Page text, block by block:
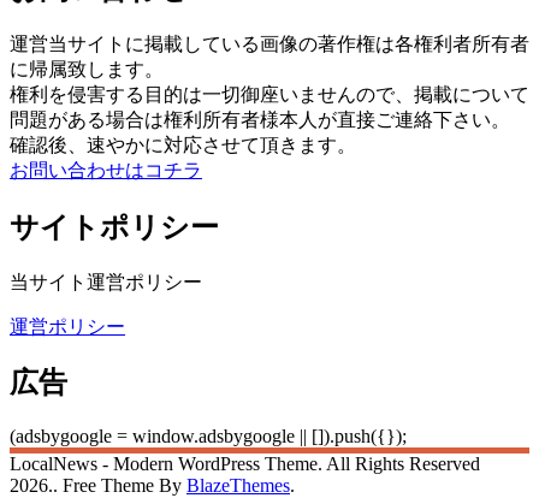
運営当サイトに掲載している画像の著作権は各権利者所有者
に帰属致します。
権利を侵害する目的は一切御座いませんので、掲載について
問題がある場合は権利所有者様本人が直接ご連絡下さい。
確認後、速やかに対応させて頂きます。
お問い合わせはコチラ
サイトポリシー
当サイト運営ポリシー
運営ポリシー
広告
(adsbygoogle = window.adsbygoogle || []).push({});
LocalNews - Modern WordPress Theme. All Rights Reserved
2026.. Free Theme By BlazeThemes.